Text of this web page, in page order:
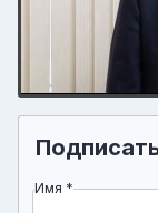
Внимание,
Имя *